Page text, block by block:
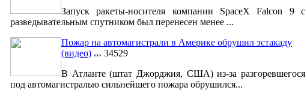
Запуск ракеты-носителя компании SpaceX Falcon 9 с
разведывательным спутником был перенесен менее ...
Пожар на автомагистрали в Америке обрушил эстакаду
(видео)
34529
В Атланте (штат Джорджия, США) из-за разгоревшегося
под автомагистралью сильнейшего пожара обрушился...